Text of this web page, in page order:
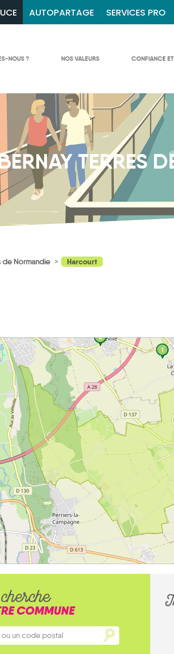
AUTOPARTAGE SERVICES PRO
NOUS ? NOS VALEURS CONFIANCE
TERRES
de Normandie Harcourt
2
1
COMMUNE